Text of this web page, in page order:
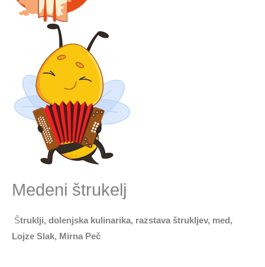
Medeni štrukelj
Štruklji, dolenjska kulinarika, razstava štrukljev, med,
Lojze Slak, Mirna Peč